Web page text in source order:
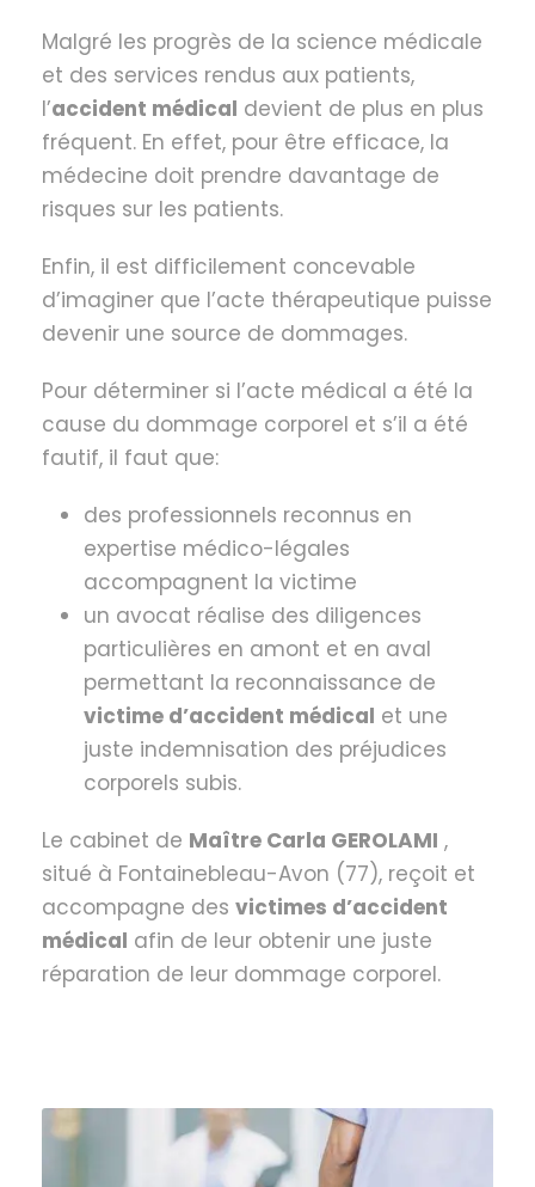
Malgré les progrès de la science médicale
et des services rendus aux patients,
l’accident médical devient de plus en plus
fréquent. En effet, pour être efficace, la
médecine doit prendre davantage de
risques sur les patients.
Enfin, il est difficilement concevable
d’imaginer que l’acte thérapeutique puisse
devenir une source de dommages.
Pour déterminer si l’acte médical a été la
cause du dommage corporel et s’il a été
fautif, il faut que:
des professionnels reconnus en
expertise médico-légales
accompagnent la victime
un avocat réalise des diligences
particulières en amont et en aval
permettant la reconnaissance de
victime d’accident médical et une
juste indemnisation des préjudices
corporels subis.
Le cabinet de Maître Carla GEROLAMI ,
situé à Fontainebleau-Avon (77), reçoit et
accompagne des victimes d’accident
médical afin de leur obtenir une juste
réparation de leur dommage corporel.